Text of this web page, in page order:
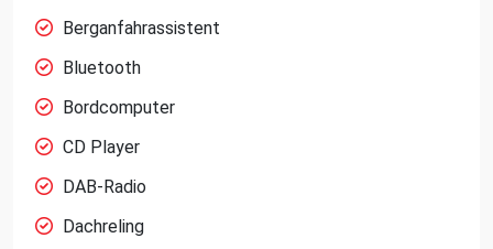
Berganfahrassistent
Bluetooth
Bordcomputer
CD Player
DAB-Radio
Dachreling